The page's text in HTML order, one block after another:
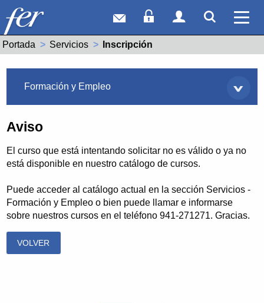
Correo webAcceso Socios
Acceso
Portada Servicios Actual:
Inscripción
Formación y Empleo
Aviso
El curso que está intentando solicitar no es válido o ya no
está disponible en nuestro catálogo de cursos.
Puede acceder al catálogo actual en la sección Servicios -
Formación y Empleo o bien puede llamar e informarse
sobre nuestros cursos en el teléfono 941-271271. Gracias.
VOLVER